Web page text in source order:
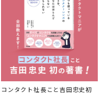
コンタクト社長こと吉田忠史初